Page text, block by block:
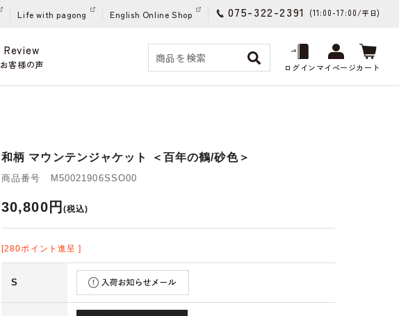
Life with pagong English Online Shop 075-322-2391 (11:00-17:00/平日)
Review
お客様の声 ログインマイページカート
和柄 マウンテンジャケット ＜百年の鶴/砂色＞
商品番号 M50021906SSO00
30,800円 (税込)
[280ポイント進呈 ]
S